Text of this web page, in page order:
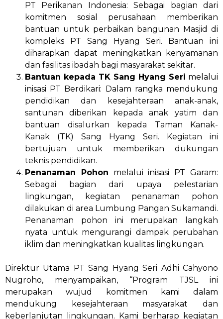
PT Perikanan Indonesia: Sebagai bagian dari
komitmen sosial perusahaan memberikan
bantuan untuk perbaikan bangunan Masjid di
kompleks PT Sang Hyang Seri. Bantuan ini
diharapkan dapat meningkatkan kenyamanan
dan fasilitas ibadah bagi masyarakat sekitar.
Bantuan kepada TK Sang Hyang Seri melalui
inisasi PT Berdikari: Dalam rangka mendukung
pendidikan dan kesejahteraan anak-anak,
santunan diberikan kepada anak yatim dan
bantuan disalurkan kepada Taman Kanak-
Kanak (TK) Sang Hyang Seri. Kegiatan ini
bertujuan untuk memberikan dukungan
teknis pendidikan.
Penanaman Pohon melalui inisasi PT Garam:
Sebagai bagian dari upaya pelestarian
lingkungan, kegiatan penanaman pohon
dilakukan di area Lumbung Pangan Sukamandi.
Penanaman pohon ini merupakan langkah
nyata untuk mengurangi dampak perubahan
iklim dan meningkatkan kualitas lingkungan.
Direktur Utama PT Sang Hyang Seri Adhi Cahyono
Nugroho, menyampaikan, “Program TJSL ini
merupakan wujud komitmen kami dalam
mendukung kesejahteraan masyarakat dan
keberlanjutan lingkungan. Kami berharap kegiatan